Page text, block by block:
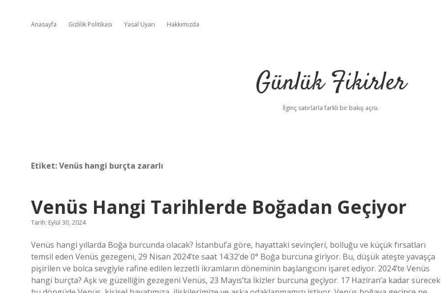
Anasayfa Gizlilik Politikası Yasal Uyarı Hakkımızda
Günlük Fikirler
İlginç satırlarla farklı bir bakış açısı.
Etiket:Venüs hangi burçta zararlı
Venüs Hangi Tarihlerde Boğadan Geçiyor
Tarih: Eylül 30, 2024
Venüs hangi yıllarda Boğa burcunda olacak? İstanbul’a göre, hayattaki sevinçleri, bolluğu ve küçük fırsatları
temsil eden Venüs gezegeni, 29 Nisan 2024’te saat 14:32’de 0° Boğa burcuna giriyor. Bu, düşük ateşte yavaşça
pişirilen ve bolca sevgiyle rafine edilen lezzetli ikramların döneminin başlangıcını işaret ediyor. 2024’te Venüs
hangi burçta? Aşk ve güzelliğin gezegeni Venüs, 23 Mayıs’ta İkizler burcuna geçiyor. 17 Haziran’a kadar sürecek